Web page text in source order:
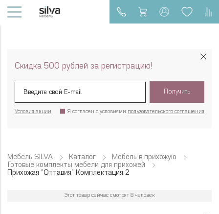
Скидка 500 рублей за регистрацию!
Получить
Я согласен с условиями пользовательского соглашения
Условия акции
Мебель SILVA Каталог
Мебель в прихожую
Готовые комплекты мебели для прихожей
Прихожая "Оттавия" Комплектация 2
Этот товар сейчас смотрят 8 человек